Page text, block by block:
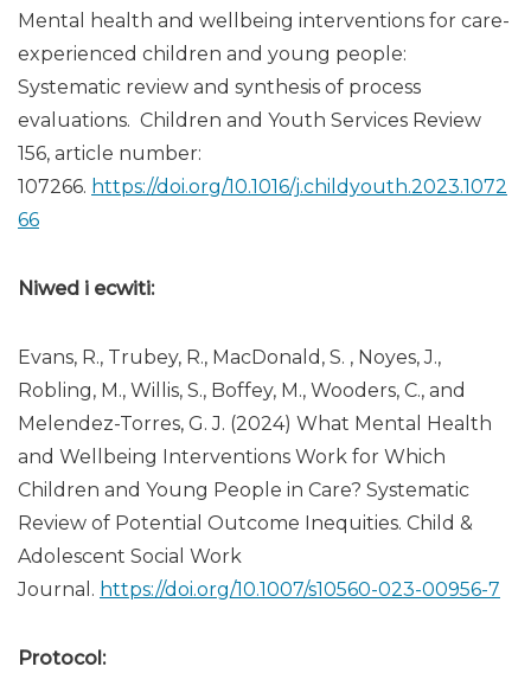
Mental health and wellbeing interventions for care-
experienced children and young people:
Systematic review and synthesis of process
evaluations. Children and Youth Services Review
156, article number:
107266. https://doi.org/10.1016/j.childyouth.2023.1072
66
Niwed i ecwiti:
Evans, R., Trubey, R., MacDonald, S. , Noyes, J.,
Robling, M., Willis, S., Boffey, M., Wooders, C., and
Melendez-Torres, G. J. (2024) What Mental Health
and Wellbeing Interventions Work for Which
Children and Young People in Care? Systematic
Review of Potential Outcome Inequities. Child &
Adolescent Social Work
Journal. https://doi.org/10.1007/s10560-023-00956-7
Protocol: